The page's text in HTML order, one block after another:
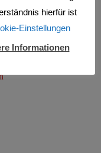
hierfür ist
Einstellungen
Informationen